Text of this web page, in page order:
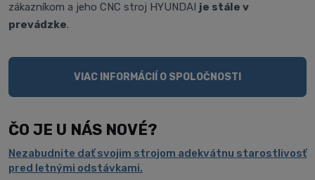
zákazníkom a jeho CNC stroj HYUNDAI je stále v
prevádzke.
VIAC INFORMÁCIÍ O SPOLOČNOSTI
ČO JE U NÁS NOVÉ?
Nezabudnite dať svojim strojom adekvátnu starostlivosť
pred letnými odstávkami.